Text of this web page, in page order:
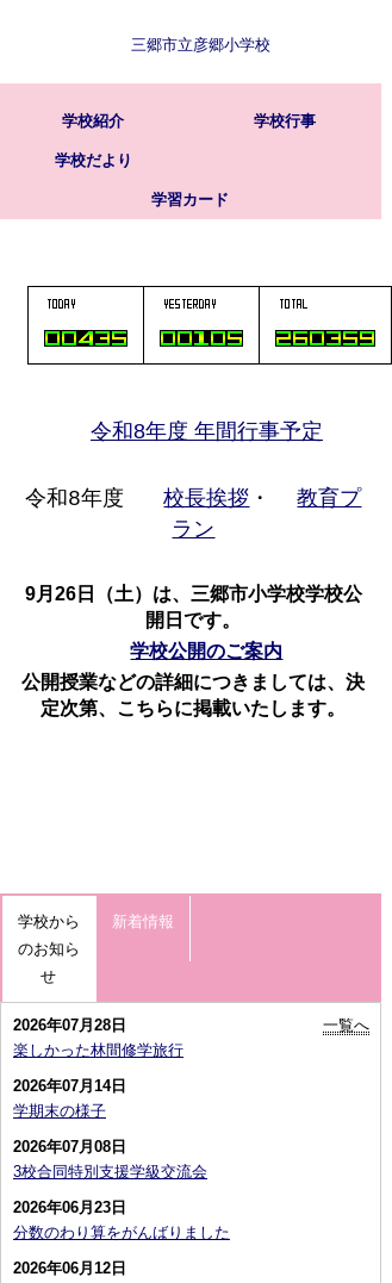
三郷市立彦郷小学校
学校紹介 学校行事
学校だより
学習カード
令和8年度 年間行事予定
令和8年度 校長挨拶 ・
教育プ
ラン
9月26日（土）は、三郷市小学校学校公
開日です。
学校公開のご案内
公開授業などの詳細につきましては、決
定次第、こちらに掲載いたします。
学校から
のお知ら
せ
新着情報
一覧へ
2026年07月28日
楽しかった林間修学旅行
2026年07月14日
学期末の様子
2026年07月08日
3校合同特別支援学級交流会
2026年06月23日
分数のわり算をがんばりました
2026年06月12日